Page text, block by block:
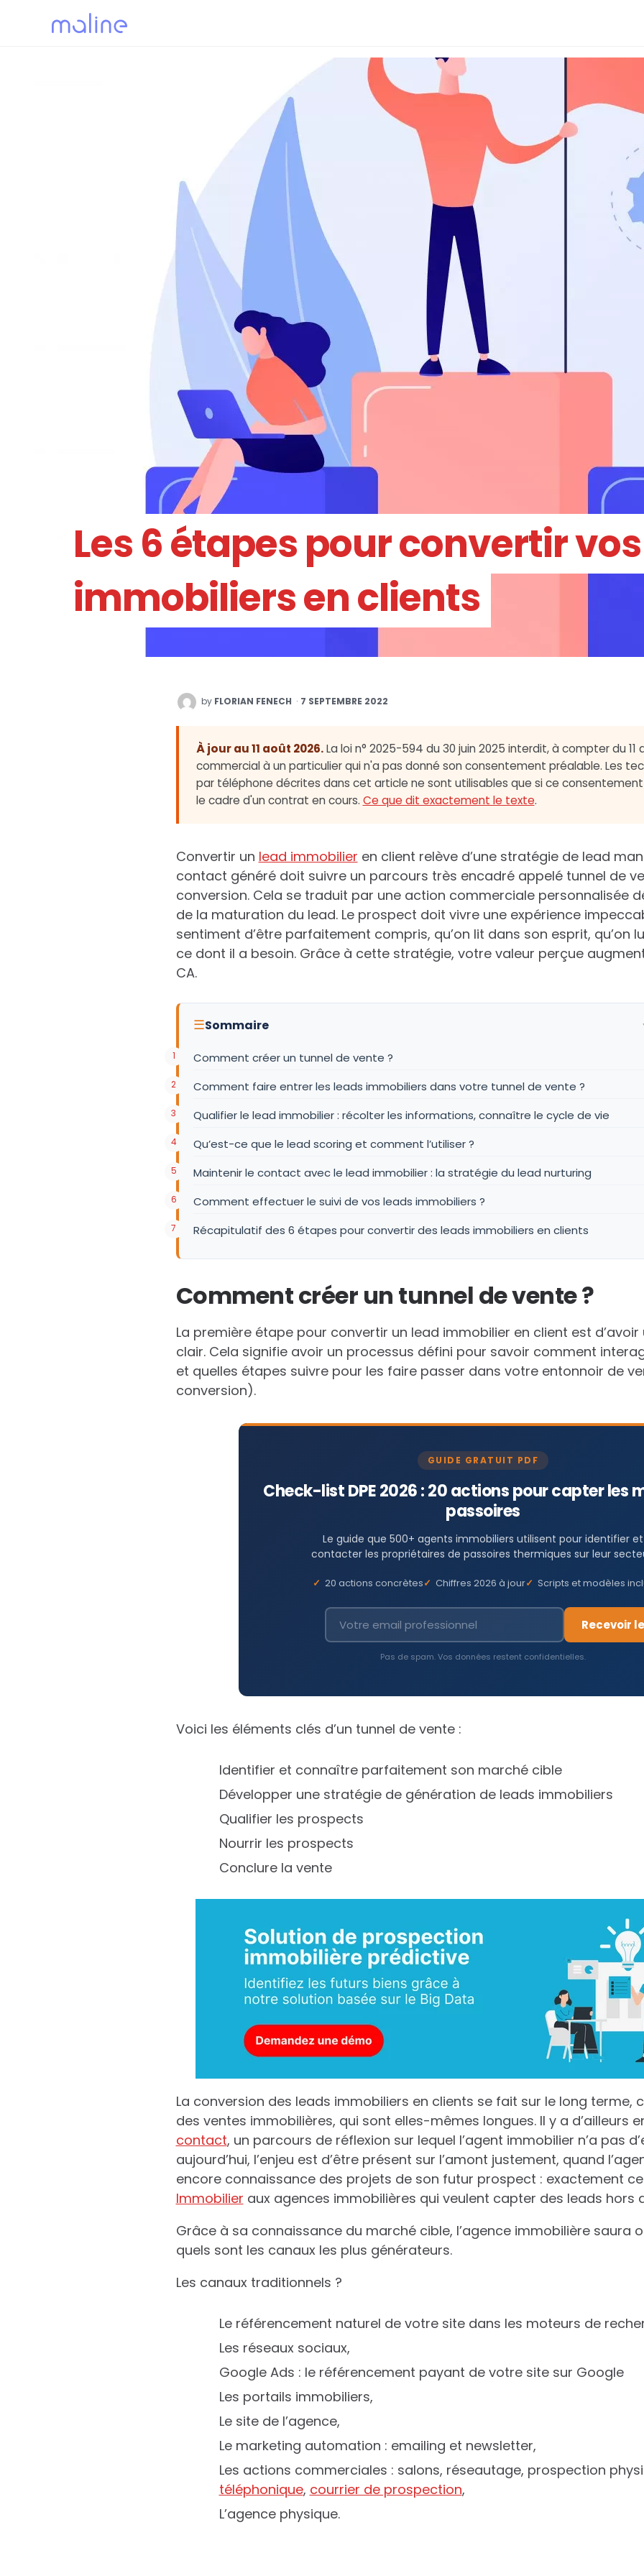
Les 6 étapes pour convertir
immobiliers en clients
POSTED
BY
byFLORIAN FENECH 7 SEPTEMBRE 2022
À jour au 11 août 2026.La loi n° 2025-594 du 30 juin 2025 interdit, à compter du
commercial à un particulier qui n'a pas donné son consentement préalable. Les
par téléphone décrites dans cet article ne sont utilisables que si ce
le cadre d'un contrat en cours. Ce que dit exactement le texte.
Convertir un lead immobilier en client relève d’une stratégie de lead
contact généré doit suivre un parcours très encadré appelé tunnel de
conversion. Cela se traduit par une action commerciale personnalisée
de la maturation du lead. Le prospect doit vivre une expérience
sentiment d’être parfaitement compris, qu’on lit dans son esprit, qu’on
ce dont il a besoin. Grâce à cette stratégie, votre valeur perçue
CA.
☰Sommaire
Comment créer un tunnel de vente ?
Comment faire entrer les leads immobiliers dans votre tunnel de vente ?
Qualifier le lead immobilier : récolter les informations, connaître le cycle de vie
Qu’est-ce que le lead scoring et comment l’utiliser ?
Maintenir le contact avec le lead immobilier : la stratégie du lead nurturing
Comment effectuer le suivi de vos leads immobiliers ?
Récapitulatif des 6 étapes pour convertir des leads immobiliers en clients
Comment créer un tunnel de vente ?
La première étape pour convertir un lead immobilier en client est
clair. Cela signifie avoir un processus défini pour savoir comment
et quelles étapes suivre pour les faire passer dans votre entonnoir de
conversion).
GUIDE GRATUIT PDF
Check-list DPE 2026 : 20 actions pour capter les
passoires
Le guide que 500+ agents immobiliers utilisent pour identifier et
contacter les propriétaires de passoires thermiques sur leur
20 actions concrètes Chiffres 2026 à jour Scripts et modèles
Recevoir
Pas de spam. Vos données restent confidentielles.
Voici les éléments clés d’un tunnel de vente :
Identifier et connaître parfaitement son marché cible
Développer une stratégie de génération de leads immobiliers
Qualifier les prospects
Nourrir les prospects
Conclure la vente
La conversion des leads immobiliers en clients se fait sur le long terme,
des ventes immobilières, qui sont elles-mêmes longues. Il y a d’ailleurs
contact, un parcours de réflexion sur lequel l’agent immobilier n’a pas
aujourd’hui, l’enjeu est d’être présent sur l’amont justement, quand
encore connaissance des projets de son futur prospect : exactement
Immobilier aux agences immobilières qui veulent capter des leads hors
Grâce à sa connaissance du marché cible, l’agence immobilière saura
quels sont les canaux les plus générateurs.
Les canaux traditionnels ?
Le référencement naturel de votre site dans les moteurs de
Les réseaux sociaux,
Google Ads : le référencement payant de votre site sur Google
Les portails immobiliers,
Le site de l’agence,
Le marketing automation : emailing et newsletter,
Les actions commerciales : salons, réseautage, prospection
téléphonique, courrier de prospection,
L’agence physique.